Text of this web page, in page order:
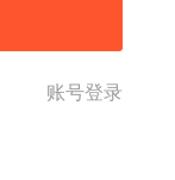
账号登录